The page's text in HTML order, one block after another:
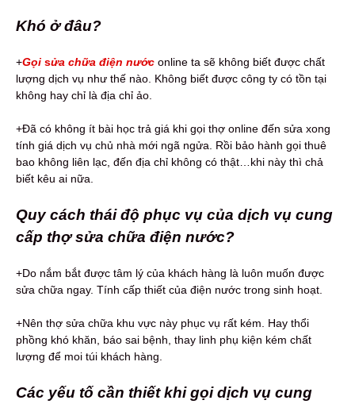
Khó ở đâu?
+Gọi sửa chữa điện nước online ta sẽ không biết được chất
lượng dịch vụ như thế nào. Không biết được công ty có tồn tại
không hay chỉ là địa chỉ ảo.
+Đã có không ít bài học trả giá khi gọi thợ online đến sửa xong
tính giá dịch vụ chủ nhà mới ngã ngửa. Rồi bảo hành gọi thuê
bao không liên lạc, đến địa chỉ không có thật…khi này thì chả
biết kêu ai nữa.
Quy cách thái độ phục vụ của dịch vụ cung
cấp thợ sửa chữa điện nước?
+Do nắm bắt được tâm lý của khách hàng là luôn muốn được
sửa chữa ngay. Tính cấp thiết của điện nước trong sinh hoạt.
+Nên thợ sửa chữa khu vực này phục vụ rất kém. Hay thổi
phồng khó khăn, báo sai bệnh, thay linh phụ kiện kém chất
lượng để moi túi khách hàng.
Các yếu tố cần thiết khi gọi dịch vụ cung